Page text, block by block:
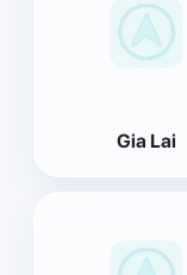
Gia Lai